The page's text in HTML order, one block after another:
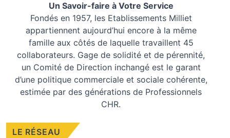
Un Savoir-faire à Votre Service
Fondés en 1957, les Etablissements Milliet
appartiennent aujourd’hui encore à la même
famille aux côtés de laquelle travaillent 45
collaborateurs. Gage de solidité et de pérennité,
un Comité de Direction inchangé est le garant
d’une politique commerciale et sociale cohérente,
estimée par des générations de Professionnels
CHR.
LE RÉSEAU